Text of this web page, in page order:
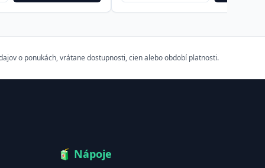
o ponukách, vrátane dostupnosti, cien alebo období platnosti.
🧃 Nápoje